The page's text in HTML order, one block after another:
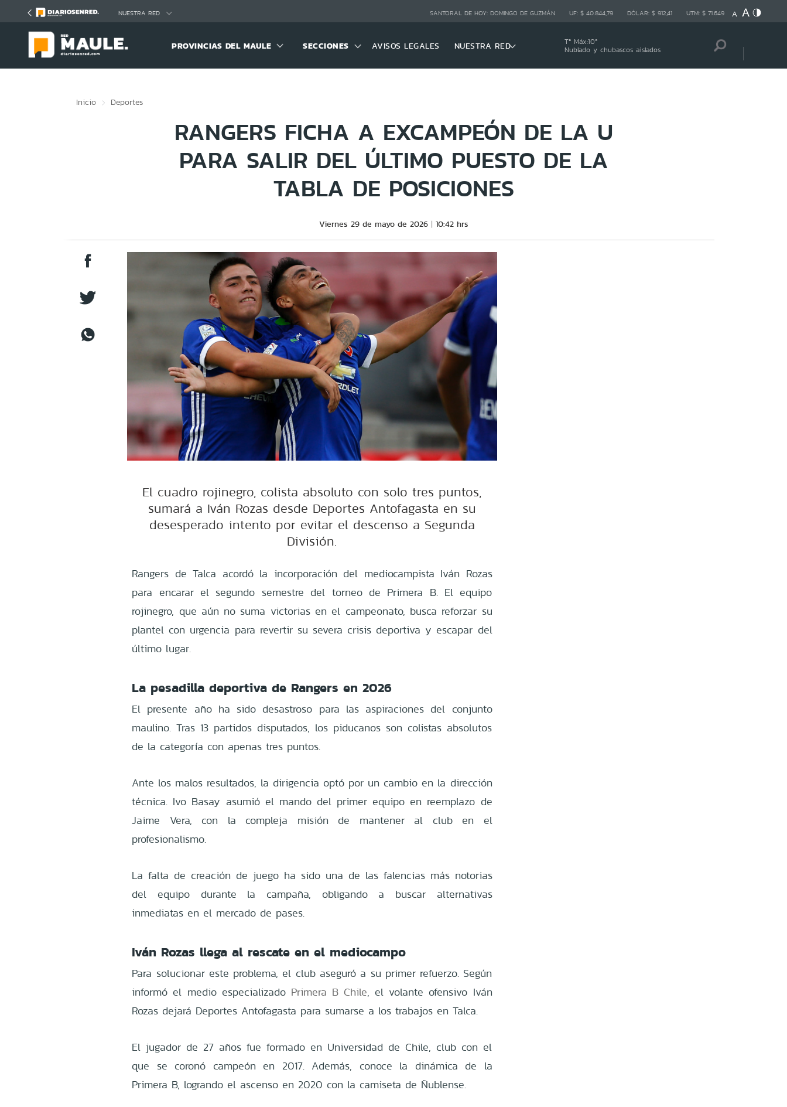
NUESTRA RED SANTORAL DE HOY: DOMINGO DE GUZMÁN UF: $ 40.844,79 DÓLAR: $ 912,41 UTM: $ 71.649
PROVINCIAS DEL MAULE SECCIONES AVISOS LEGALES NUESTRA RED Tª Máx:10º
Nublado y chubascos aislados
Inicio Deportes
RANGERS FICHA A EXCAMPEÓN DE LA U
PARA SALIR DEL ÚLTIMO PUESTO DE LA
TABLA DE POSICIONES
Viernes 29 de mayo de 2026 10:42 hrs
El cuadro rojinegro, colista absoluto con solo tres puntos,
sumará a Iván Rozas desde Deportes Antofagasta en su
desesperado intento por evitar el descenso a Segunda
División.
Rangers de Talca acordó la incorporación del mediocampista Iván Rozas
para encarar el segundo semestre del torneo de Primera B. El equipo
rojinegro, que aún no suma victorias en el campeonato, busca reforzar su
plantel con urgencia para revertir su severa crisis deportiva y escapar del
último lugar.
La pesadilla deportiva de Rangers en 2026
El presente año ha sido desastroso para las aspiraciones del conjunto
maulino. Tras 13 partidos disputados, los piducanos son colistas absolutos
de la categoría con apenas tres puntos.
Ante los malos resultados, la dirigencia optó por un cambio en la dirección
técnica. Ivo Basay asumió el mando del primer equipo en reemplazo de
Jaime Vera, con la compleja misión de mantener al club en el
profesionalismo.
La falta de creación de juego ha sido una de las falencias más notorias
del equipo durante la campaña, obligando a buscar alternativas
inmediatas en el mercado de pases.
Iván Rozas llega al rescate en el mediocampo
Para solucionar este problema, el club aseguró a su primer refuerzo. Según
informó el medio especializado Primera B Chile, el volante ofensivo Iván
Rozas dejará Deportes Antofagasta para sumarse a los trabajos en Talca.
El jugador de 27 años fue formado en Universidad de Chile, club con el
que se coronó campeón en 2017. Además, conoce la dinámica de la
Primera B, logrando el ascenso en 2020 con la camiseta de Ñublense.